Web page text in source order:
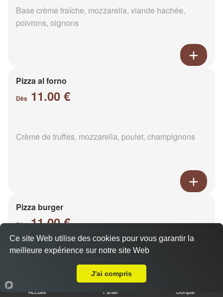
Base crème fraîche, mozzarella, viande hachée,
poivrons, oignons
Pizza al forno
Dès 11.00 €
Crème de truffes, mozzarella, poulet, champignons
Pizza burger
Dès11.00 €
Base sauce burger, mozzarella, viande hachée,
oignons, cheddar, poivrons
Accueil Panier Compte
Ce site Web utilise des cookies pour vous garantir la
meilleure expérience sur notre site Web
J'ai compris